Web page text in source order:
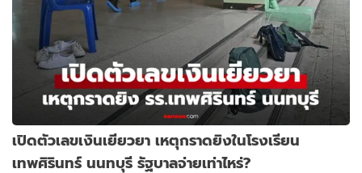
เปิดตัวเลขเงินเยียวยา เหตุกราดยิงในโรงเรียน
เทพศิรินทร์ นนทบุรี รัฐบาลจ่ายเท่าไหร่?